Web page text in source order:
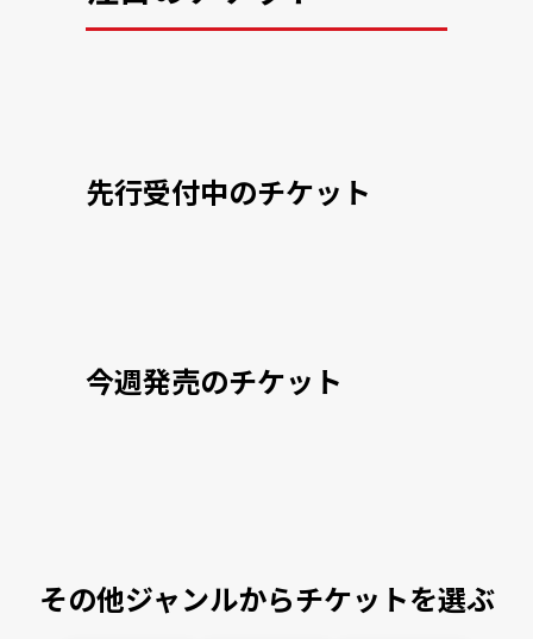
先行受付中のチケット
今週発売のチケット
その他ジャンルからチケットを選ぶ